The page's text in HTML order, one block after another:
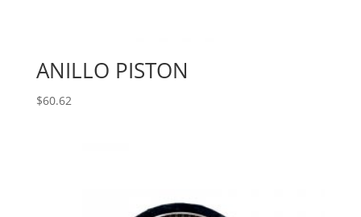
ANILLO PISTON
$60.62